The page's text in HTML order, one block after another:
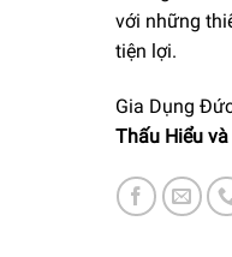
với những
tiện lợi.
Gia Dụng
Thấu Hiểu